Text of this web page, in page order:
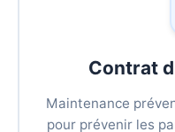
Contrat
Maintenance
pour prévenir les